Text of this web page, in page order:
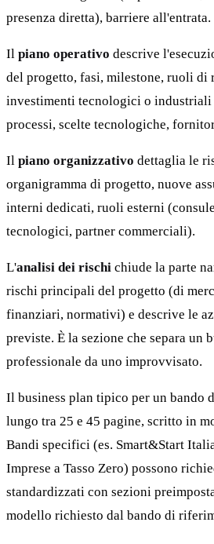
presenza diretta), barriere all'entrata.
Il piano operativo descrive
del progetto, fasi, milestone, ruoli di
investimenti tecnologici o
processi, scelte tecnologiche,
Il piano organizzativo dettaglia le
organigramma di progetto, nuove
interni dedicati, ruoli esterni
tecnologici, partner commerciali).
L'analisi dei rischi chiude la parte
rischi principali del progetto (di
finanziari, normativi) e descrive le
previste. È la sezione che separa un
professionale da uno improvvisato.
Il business plan tipico per un bando
lungo tra 25 e 45 pagine, scritto in
Bandi specifici (es. Smart&Start
Imprese a Tasso Zero) possono
standardizzati con sezioni
modello richiesto dal bando di